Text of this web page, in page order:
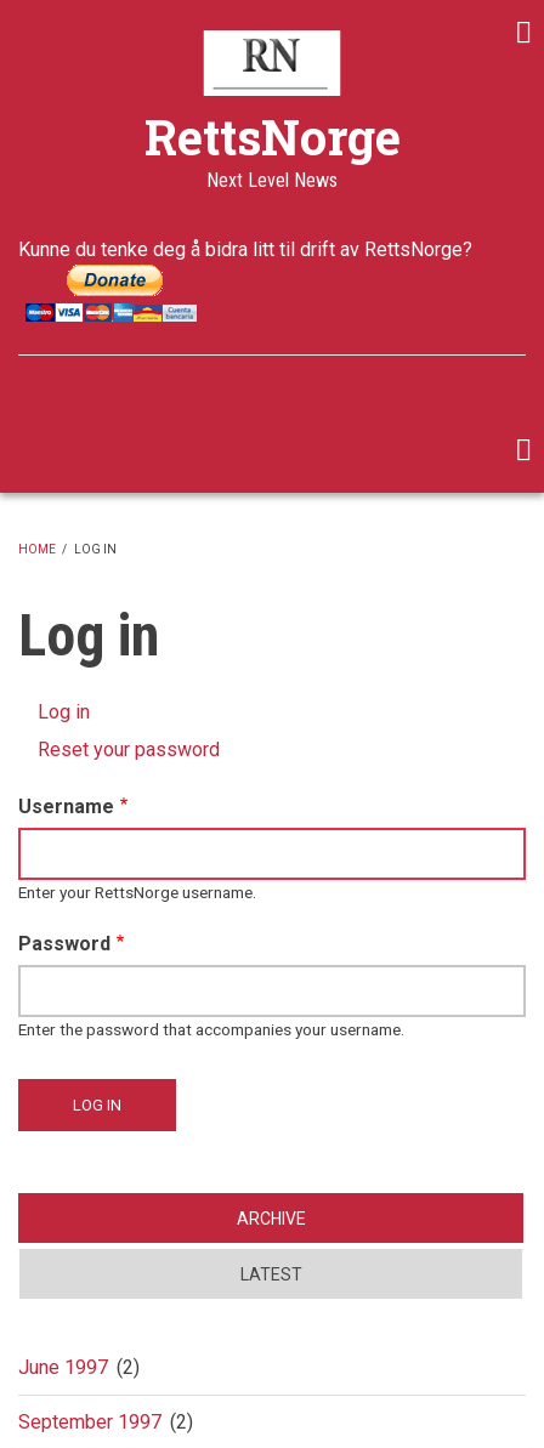
RettsNorge
Next Level News
Kunne du tenke deg å bidra litt til drift av RettsNorge?
HOME / LOG IN
Log in
Primary
Log in
tab)
Reset your password
Username
Enter your RettsNorge username.
Password
Enter the password that accompanies your username.
ARCHIVE
LATEST
June 1997 (2)
September 1997 (2)